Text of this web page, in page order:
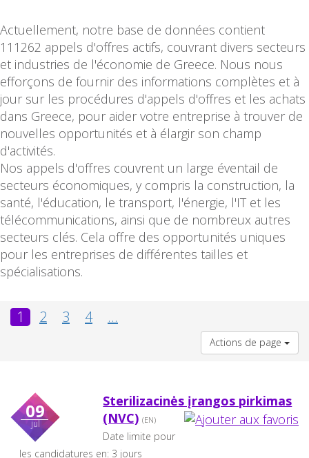
Actuellement, notre base de données contient
111262 appels d'offres actifs, couvrant divers secteurs
et industries de l'économie de Greece. Nous nous
efforçons de fournir des informations complètes et à
jour sur les procédures d'appels d'offres et les achats
dans Greece, pour aider votre entreprise à trouver de
nouvelles opportunités et à élargir son champ
d'activités.
Nos appels d'offres couvrent un large éventail de
secteurs économiques, y compris la construction, la
santé, l'éducation, le transport, l'énergie, l'IT et les
télécommunications, ainsi que de nombreux autres
secteurs clés. Cela offre des opportunités uniques
pour les entreprises de différentes tailles et
spécialisations.
1 2 3 4 ...
Actions de page
09
jul
Sterilizacinės įrangos pirkimas
(NVC) (EN)
Date limite pour
les candidatures en: 3 jours